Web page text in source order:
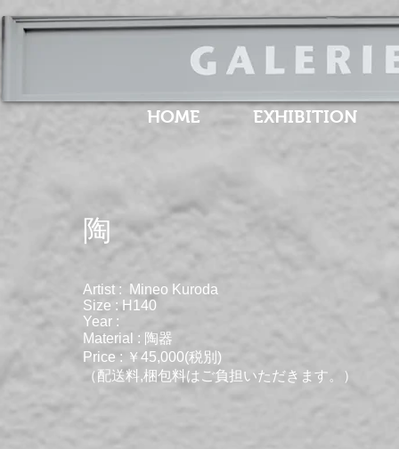
HOME EXHIBITION
​陶
Artist : Mineo Kuroda
Size : H140
Year :
Material : 陶器
Price : ￥45,000(税別)
（配送料,梱包料はご負担いただきます。）